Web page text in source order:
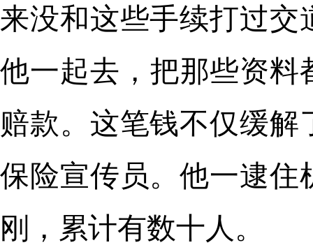
来没和这些手续打过
他一起去，把那些资料
赔款。这笔钱不仅缓
保险宣传员。他一逮住
刚，累计有数十人。